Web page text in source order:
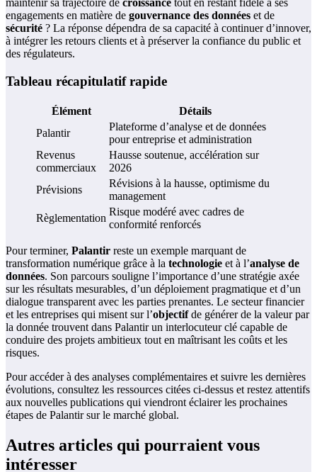
maintenir sa trajectoire de croissance tout en restant fidèle à ses
engagements en matière de gouvernance des données et de
sécurité ? La réponse dépendra de sa capacité à continuer d’innover,
à intégrer les retours clients et à préserver la confiance du public et
des régulateurs.
Tableau récapitulatif rapide
Élément
Détails
Palantir
Plateforme d’analyse et de données
pour entreprise et administration
Revenus
commerciaux
Hausse soutenue, accélération sur
2026
Prévisions
Révisions à la hausse, optimisme du
management
Règlementation
Risque modéré avec cadres de
conformité renforcés
Pour terminer, Palantir reste un exemple marquant de
transformation numérique grâce à la technologie et à l’analyse de
données. Son parcours souligne l’importance d’une stratégie axée
sur les résultats mesurables, d’un déploiement pragmatique et d’un
dialogue transparent avec les parties prenantes. Le secteur financier
et les entreprises qui misent sur l’objectifde générer de la valeur par
la donnée trouvent dans Palantir un interlocuteur clé capable de
conduire des projets ambitieux tout en maîtrisant les coûts et les
risques.
Pour accéder à des analyses complémentaires et suivre les dernières
évolutions, consultez les ressources citées ci-dessus et restez attentifs
aux nouvelles publications qui viendront éclairer les prochaines
étapes de Palantir sur le marché global.
Autres articles qui pourraient vous
intéresser